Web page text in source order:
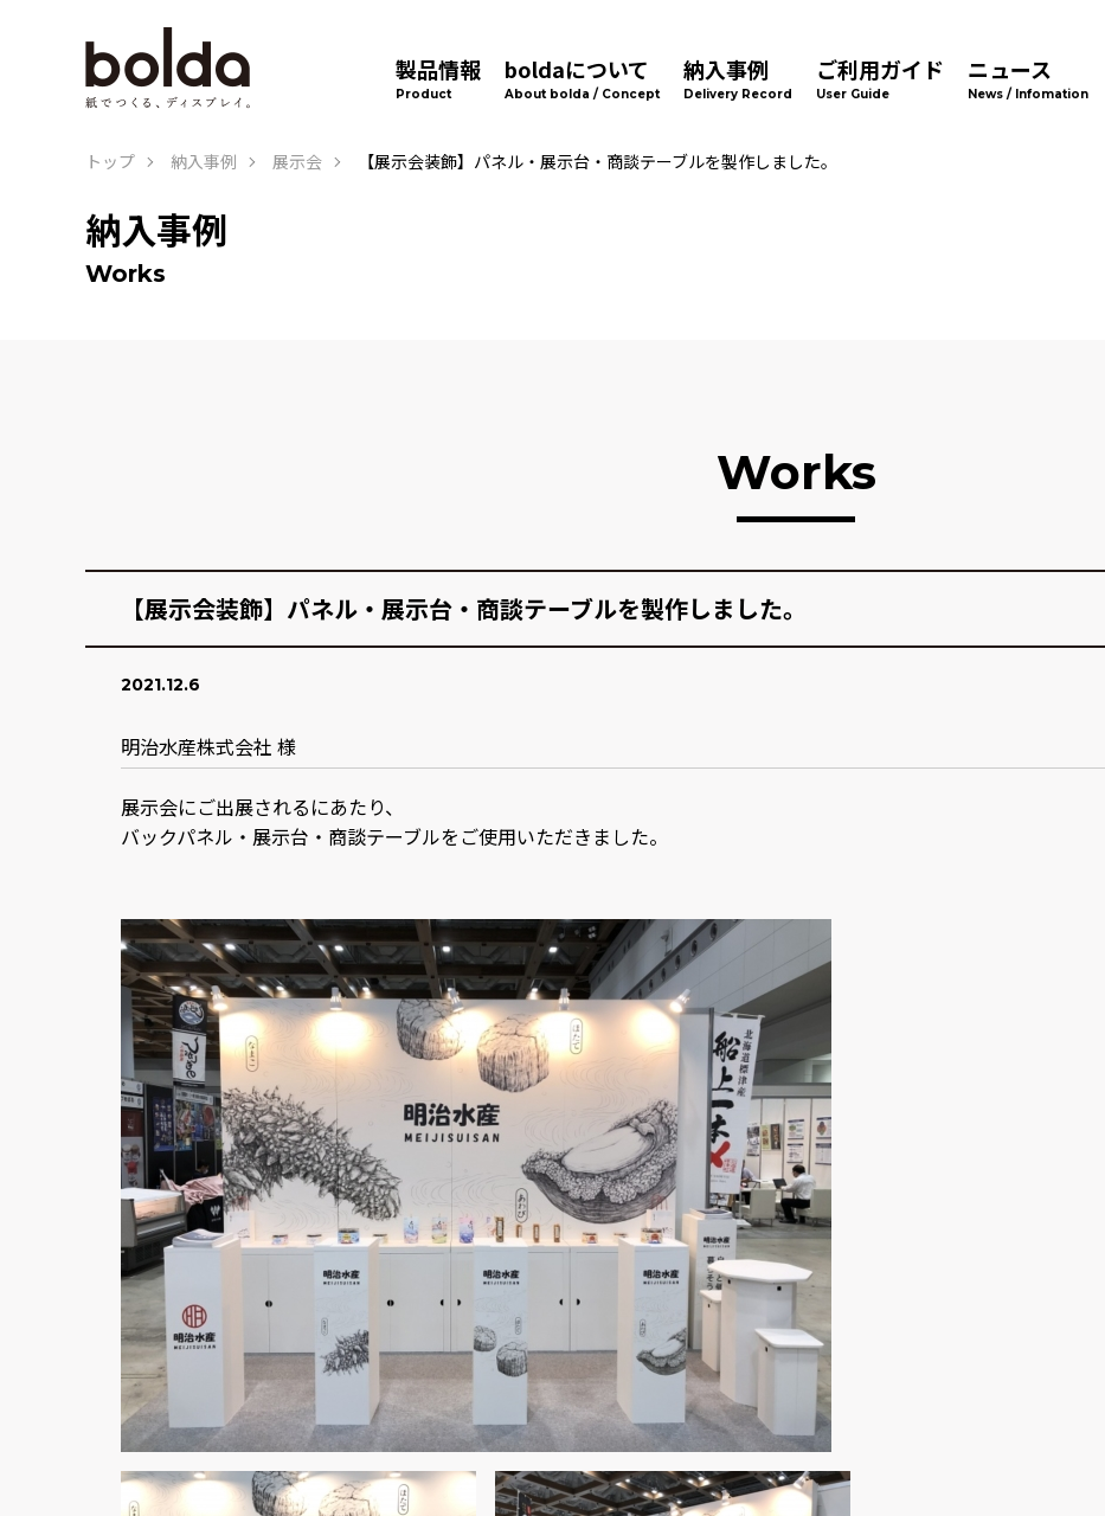
製品情報
Product
boldaについて
About bolda / Concept
納入事例
Delivery Record
ご利用ガイド
User Guide
ニュース
News / Infomation
トップ 納入事例 展示会 【展示会装飾】パネル・展示台・商談テーブルを製作しました。
納入事例
Works
Works
【展示会装飾】パネル・展示台・商談テーブルを製作しました。
2021.12.6
明治水産株式会社 様
展示会にご出展されるにあたり、
バックパネル・展示台・商談テーブルをご使用いただきました。